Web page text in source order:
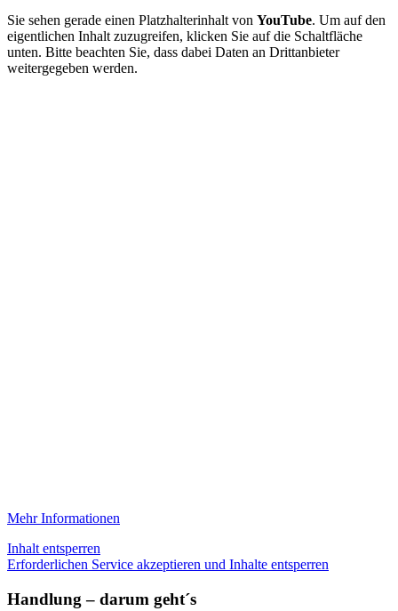
Sie sehen gerade einen Platzhalterinhalt von YouTube. Um auf den
eigentlichen Inhalt zuzugreifen, klicken Sie auf die Schaltfläche
unten. Bitte beachten Sie, dass dabei Daten an Drittanbieter
weitergegeben werden.
Mehr Informationen
Inhalt entsperren
Erforderlichen Service akzeptieren und Inhalte entsperren
Handlung – darum geht´s